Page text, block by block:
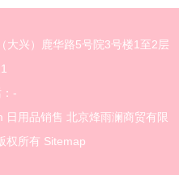
大兴）鹿华路5号院3号楼1至2层
-
日用品销售 北京烽雨澜商贸有限
权所有 Sitemap